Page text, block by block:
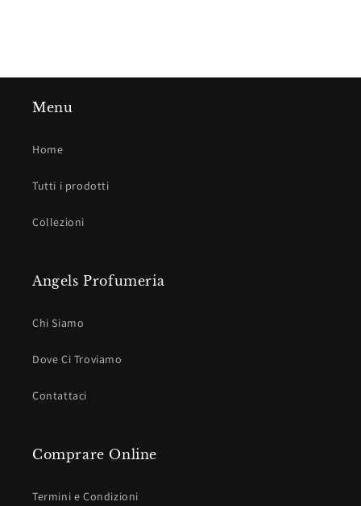
Menu
Home
Tutti i prodotti
Collezioni
Angels Profumeria
Chi Siamo
Dove Ci Troviamo
Contattaci
Comprare Online
Termini e Condizioni